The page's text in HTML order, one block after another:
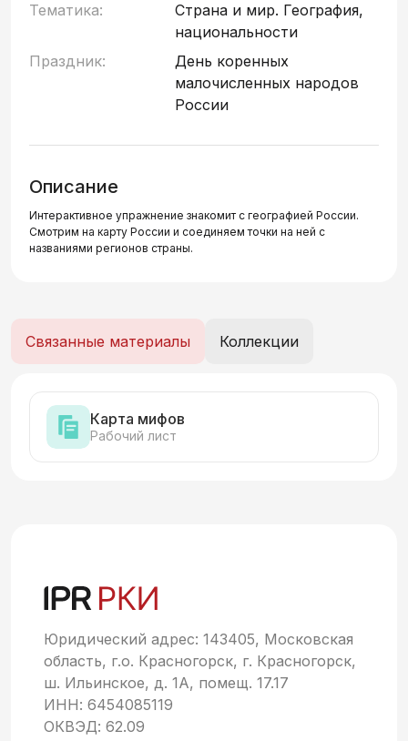
Тематика:
Страна и мир. География,
национальности
Праздник:
День коренных
малочисленных народов
России
Описание
Интерактивное упражнение знакомит с географией России.
Смотрим на карту России и соединяем точки на ней с
названиями регионов страны.
Связанные материалы Коллекции
Карта мифов
Рабочий лист
Юридический адрес: 143405, Московская
область, г.о. Красногорск, г. Красногорск,
ш. Ильинское, д. 1А, помещ. 17.17
ИНН: 6454085119
ОКВЭД: 62.09